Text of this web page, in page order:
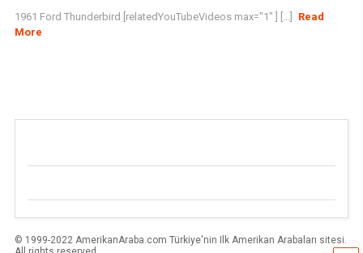
1961 Ford Thunderbird [relatedYouTubeVideos max="1" ] [...]
Read
More
© 1999-2022 AmerikanAraba.com Türkiye'nin Ilk Amerikan Arabaları sitesi.